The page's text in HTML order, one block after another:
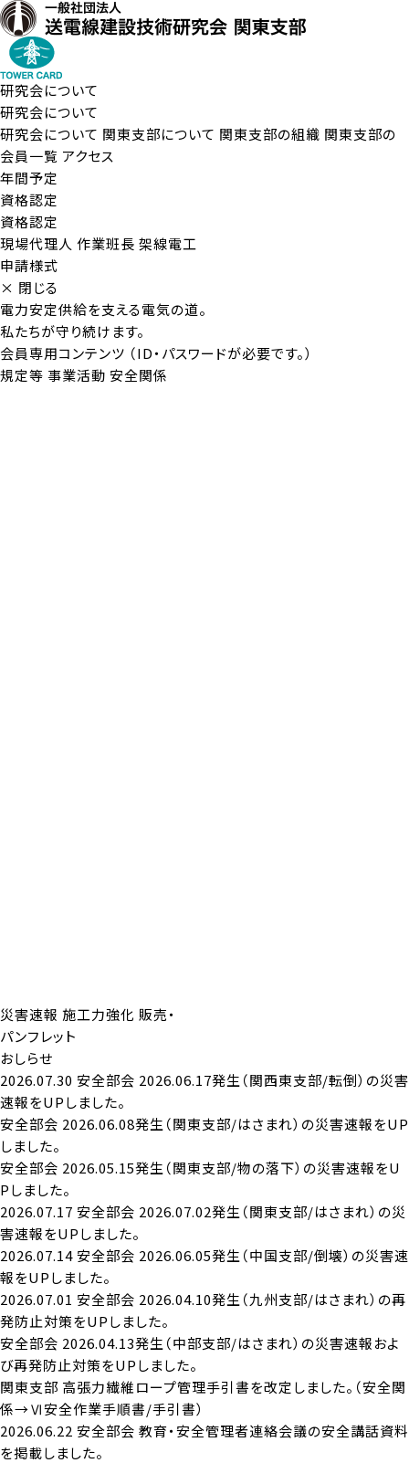
研究会について
研究会について
研究会について 関東支部について 関東支部の組織 関東支部の
会員一覧 アクセス
年間予定
資格認定
資格認定
現場代理人 作業班長 架線電工
申請様式
× 閉じる
電力安定供給を支える電気の道。
私たちが守り続けます。
会員専用コンテンツ （ID・パスワードが必要です。）
規定等 事業活動 安全関係
災害速報 施工力強化 販売・
パンフレット
おしらせ
2026.07.30 安全部会 2026.06.17発生（関西東支部/転倒）の災害
速報をUPしました。
安全部会 2026.06.08発生（関東支部/はさまれ）の災害速報をUP
しました。
安全部会 2026.05.15発生（関東支部/物の落下）の災害速報をU
Pしました。
2026.07.17 安全部会 2026.07.02発生（関東支部/はさまれ）の災
害速報をUPしました。
2026.07.14安全部会 2026.06.05発生（中国支部/倒壊）の災害速
報をUPしました。
2026.07.01 安全部会 2026.04.10発生（九州支部/はさまれ）の再
発防止対策をUPしました。
安全部会 2026.04.13発生（中部支部/はさまれ）の災害速報およ
び再発防止対策をUPしました。
関東支部 高張力繊維ロープ管理手引書を改定しました。（安全関
係→Ⅵ安全作業手順書/手引書）
2026.06.22 安全部会 教育・安全管理者連絡会議の安全講話資料
を掲載しました。